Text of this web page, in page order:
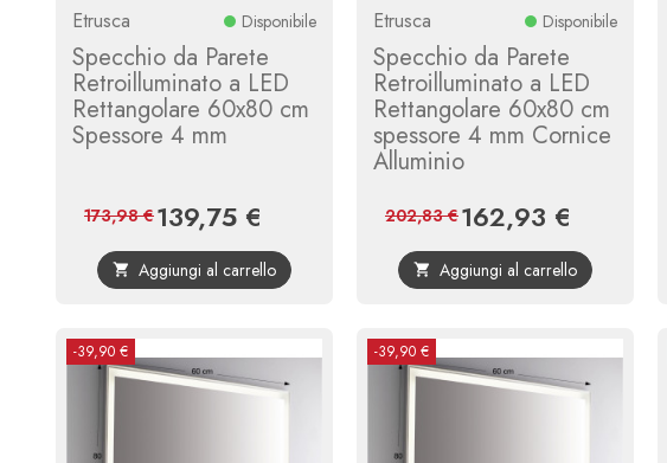
Etrusca Disponibile
Specchio da Parete
Retroilluminato a LED
Rettangolare 60x80 cm
Spessore 4 mm
Prezzo
139,75 €
base
173,98 €
 Aggiungi al carrello
Etrusca Disponibile
Specchio da Parete
Retroilluminato a LED
Rettangolare 60x80 cm
spessore 4 mm Cornice
Alluminio
Prezzo
162,93 €
base
202,83 €
 Aggiungi al carrello
-39,90 € -39,90 €